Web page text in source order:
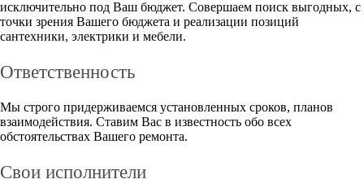
исключительно под Ваш бюджет. Совершаем поиск выгодных, с
точки зрения Вашего бюджета и реализации позиций
сантехники, электрики и мебели.
Ответственность
Мы строго придерживаемся установленных сроков, планов
взаимодействия. Ставим Вас в известность обо всех
обстоятельствах Вашего ремонта.
Свои исполнители